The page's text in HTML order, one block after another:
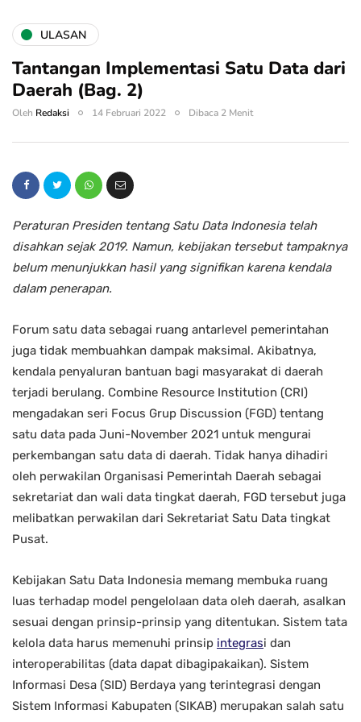
ULASAN
Tantangan Implementasi Satu Data dari
Daerah (Bag. 2)
Oleh Redaksi 14 Februari 2022 Dibaca 2 Menit
Peraturan Presiden tentang Satu Data Indonesia telah
disahkan sejak 2019. Namun, kebijakan tersebut tampaknya
belum menunjukkan hasil yang signifikan karena kendala
dalam penerapan.
Forum satu data sebagai ruang antarlevel pemerintahan
juga tidak membuahkan dampak maksimal. Akibatnya,
kendala penyaluran bantuan bagi masyarakat di daerah
terjadi berulang. Combine Resource Institution (CRI)
mengadakan seri Focus Grup Discussion (FGD) tentang
satu data pada Juni-November 2021 untuk mengurai
perkembangan satu data di daerah. Tidak hanya dihadiri
oleh perwakilan Organisasi Pemerintah Daerah sebagai
sekretariat dan wali data tingkat daerah, FGD tersebut juga
melibatkan perwakilan dari Sekretariat Satu Data tingkat
Pusat.
Kebijakan Satu Data Indonesia memang membuka ruang
luas terhadap model pengelolaan data oleh daerah, asalkan
sesuai dengan prinsip-prinsip yang ditentukan. Sistem tata
kelola data harus memenuhi prinsip integrasi dan
interoperabilitas (data dapat dibagipakaikan). Sistem
Informasi Desa (SID) Berdaya yang terintegrasi dengan
Sistem Informasi Kabupaten (SIKAB) merupakan salah satu